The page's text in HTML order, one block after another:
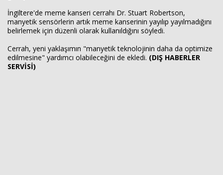
İngiltere'de meme kanseri cerrahı Dr. Stuart Robertson,
manyetik sensörlerin artık meme kanserinin yayılıp yayılmadığını
belirlemek için düzenli olarak kullanıldığını söyledi.
Cerrah, yeni yaklaşımın "manyetik teknolojinin daha da optimize
edilmesine" yardımcı olabileceğini de ekledi. (DIŞ HABERLER
SERVİSİ)